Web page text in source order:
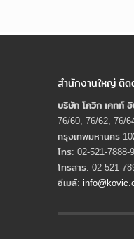
สำนักงานใหญ่ ติด
บริษัท โควิก เคทท์
76/60, 76/62, 76/
กรุงเทพมหานคร
โทร: 02-521-7888-9
โทรสาร: 02-521-
อีเมล์: